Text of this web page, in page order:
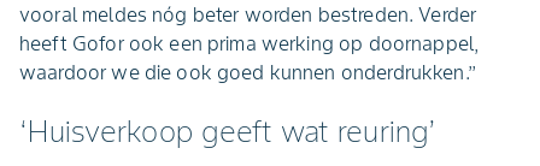
vooral meldes nóg beter worden bestreden. Verder
heeft Gofor ook een prima werking op doornappel,
waardoor we die ook goed kunnen onderdrukken.’’
‘Huisverkoop geeft wat reuring’